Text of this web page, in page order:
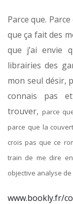
Parce que.
que ça fait des
que j’ai envie
librairies des
mon seul désir,
connais pas
trouver, parce
parce que la
crois pas que ce
train de me dire
objective analyse
www.bookly.fr/